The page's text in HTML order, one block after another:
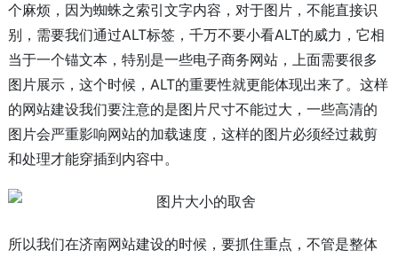
个麻烦，因为蜘蛛之索引文字内容，对于图片，不能直接识
别，需要我们通过ALT标签，千万不要小看ALT的威力，它相
当于一个锚文本，特别是一些电子商务网站，上面需要很多
图片展示，这个时候，ALT的重要性就更能体现出来了。这样
的网站建设我们要注意的是图片尺寸不能过大，一些高清的
图片会严重影响网站的加载速度，这样的图片必须经过裁剪
和处理才能穿插到内容中。
所以我们在济南网站建设的时候，要抓住重点，不管是整体